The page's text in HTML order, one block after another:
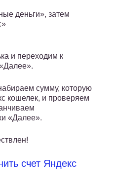
деньги», затем
и переходим к
сумму, которую
кошелек, и проверяем
«Далее».
счет Яндекс